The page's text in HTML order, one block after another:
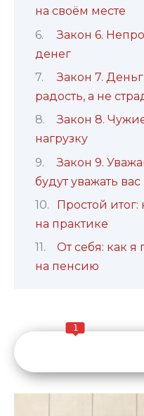
на своём месте
Закон 6.
денег
Закон 7.
радость, а не
Закон 8.
нагрузку
Закон 9.
будут уважать вас
Простой итог:
на практике
От себя: как я
на пенсию
1